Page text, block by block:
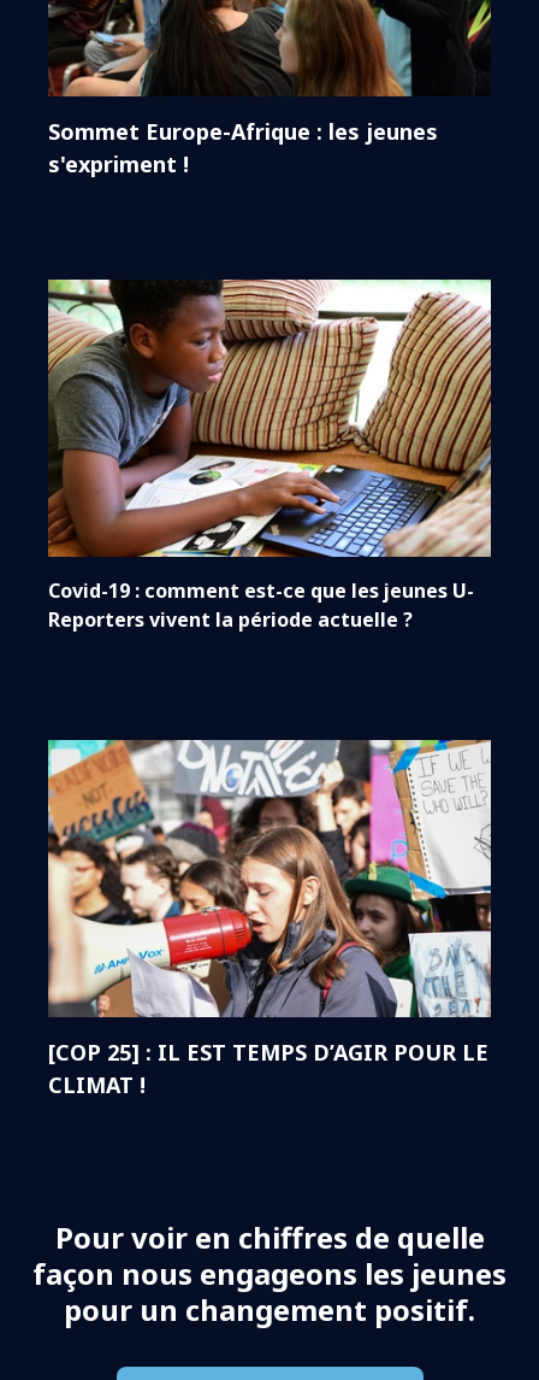
Sommet Europe-Afrique : les jeunes
s'expriment !
Covid-19 : comment est-ce que les jeunes U-
Reporters vivent la période actuelle ?
[COP 25] : IL EST TEMPS D’AGIR POUR LE
CLIMAT !
Pour voir en chiffres de quelle
façon nous engageons les jeunes
pour un changement positif.